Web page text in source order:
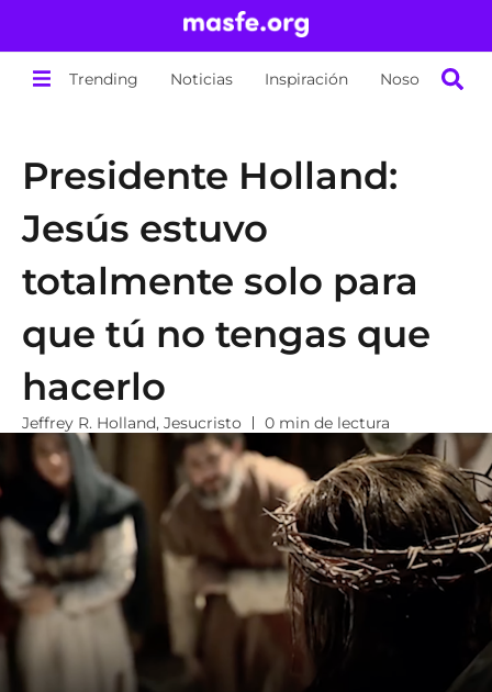
Trending Noticias Inspiración Nosotros
Presidente Holland:
Jesús estuvo
totalmente solo para
que tú no tengas que
hacerlo
Jeffrey R. Holland, Jesucristo 0 min de lectura